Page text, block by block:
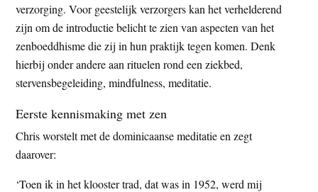
verzorging. Voor geestelijk verzorgers kan het verhelderend
zijn om de introductie belicht te zien van aspecten van het
zenboeddhisme die zij in hun praktijk tegen komen. Denk
hierbij onder andere aan rituelen rond een ziekbed,
stervensbegeleiding, mindfulness, meditatie.
Eerste kennismaking met zen
Chris worstelt met de dominicaanse meditatie en zegt
daarover:
‘Toen ik in het klooster trad, dat was in 1952, werd mij